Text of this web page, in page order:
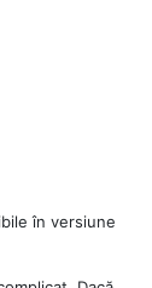
în versiune